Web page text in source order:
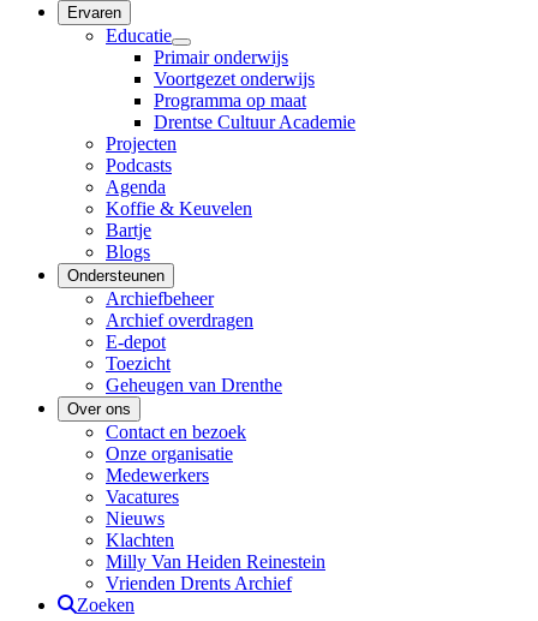
Ervaren
Educatie
Primair onderwijs
Voortgezet onderwijs
Programma op maat
Drentse Cultuur Academie
Projecten
Podcasts
Agenda
Koffie & Keuvelen
Bartje
Blogs
Ondersteunen
Archiefbeheer
Archief overdragen
E-depot
Toezicht
Geheugen van Drenthe
Over ons
Contact en bezoek
Onze organisatie
Medewerkers
Vacatures
Nieuws
Klachten
Milly Van Heiden Reinestein
Vrienden Drents Archief
Zoeken